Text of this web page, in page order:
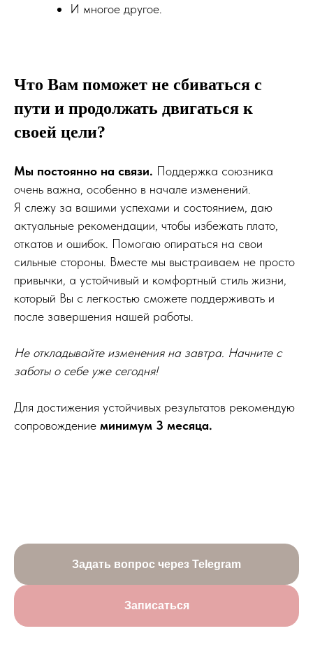
И многое другое.
Что Вам поможет не сбиваться с
пути и продолжать двигаться к
своей цели?
Мы постоянно на связи. Поддержка союзника
очень важна, особенно в начале изменений.
Я слежу за вашими успехами и состоянием, даю
актуальные рекомендации, чтобы избежать плато,
откатов и ошибок. Помогаю опираться на свои
сильные стороны. Вместе мы выстраиваем не просто
привычки, а устойчивый и комфортный стиль жизни,
который Вы с легкостью сможете поддерживать и
после завершения нашей работы.
Не откладывайте изменения на завтра. Начните с
заботы о себе уже сегодня!
Для достижения устойчивых результатов рекомендую
сопровождение минимум 3 месяца.
Задать вопрос через Telegram
Записаться